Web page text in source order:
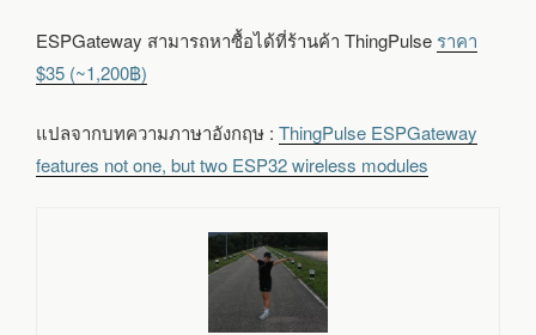
ESPGateway สามารถหาซื้อได้ที่ร้านค้า ThingPulse ราคา
$35 (~1,200฿)
แปลจากบทความภาษาอังกฤษ : ThingPulse ESPGateway
features not one, but two ESP32 wireless modules